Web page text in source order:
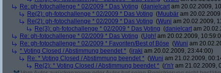
Re: gh-fotochallenge * 02/2009 * Das Voting (danielcart am 20.02.2009,
Re(2): gh-fotochallenge * 02/2009 * Das Voting (Muubär am
Re(2): gh-fotochallenge * 02/2009 * Das Voting (Wuni am 20.02.2009,
Re(3): gh-fotochallenge * 02/2009 * Das Voting (danielcart am
Re: gh-fotochallenge * 02/2009 * Das Voting (Ugh! am 20.02.2009,
Re: gh-fotochallenge * 02/2009 * Favoriten/Best of Böse (Wuni am
* Voting Closed / Abstimmung beendet * (iraki am 20.02.2009, 23:44:00)
Re: * Voting Closed / Abstimmung beendet * (Wuni am 21.02.2009,
Re(2): * Voting Closed / Abstimmung beendet * (r'n'r am 21.02.2009,